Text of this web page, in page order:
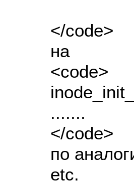
</code>
на
<code>
.......
</code>
по
etc.